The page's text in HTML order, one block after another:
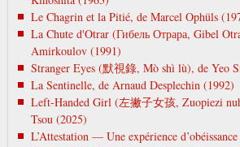
Le Chagrin et la Pitié, de Marcel Ophüls
La Chute d'Otrar (Гибель Отрара, Gibel
Amirkoulov (1991)
Stranger Eyes (默視錄, Mò shì lù), de Yeo
La Sentinelle, de Arnaud Desplechin (1992)
Left-Handed Girl (左撇子女孩, Zuopiezi
Tsou (2025)
L’Attestation — Une expérience